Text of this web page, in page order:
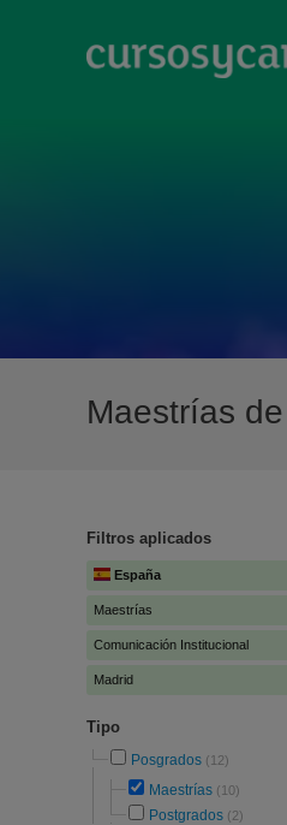
Maestrías
Filtros aplicados
España
Maestrías
Comunicación Institucional
Madrid
Tipo
Posgrados (12)
Maestrías (10)
Postgrados (2)